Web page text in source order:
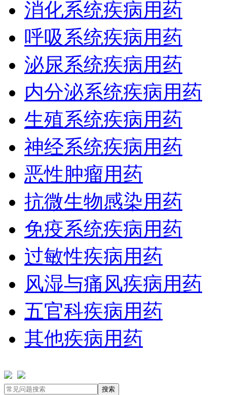
消化系统疾病用药
呼吸系统疾病用药
泌尿系统疾病用药
内分泌系统疾病用药
生殖系统疾病用药
神经系统疾病用药
恶性肿瘤用药
抗微生物感染用药
免疫系统疾病用药
过敏性疾病用药
风湿与痛风疾病用药
五官科疾病用药
其他疾病用药